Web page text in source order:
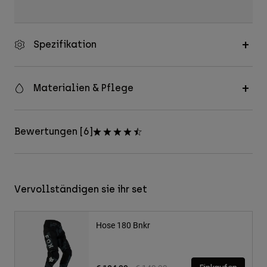
Spezifikation
Materialien & Pflege
Bewertungen [6]
Vervollständigen sie ihr set
Hose 180 Bnkr